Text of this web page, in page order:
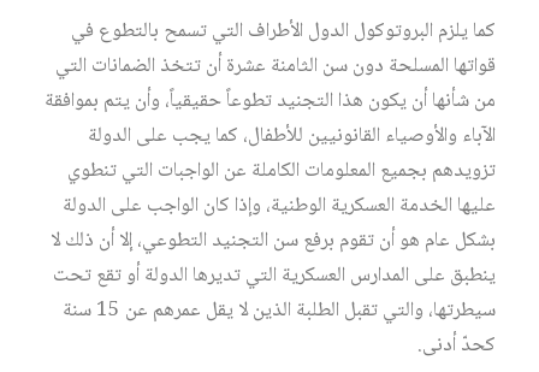
كما يلزم البروتوكول الدول الأطراف التي تسمح بالتطوع في
قواتها المسلحة دون سن الثامنة عشرة أن تتخذ الضمانات التي
من شأنها أن يكون هذا التجنيد تطوعاً حقيقياً، وأن يتم بموافقة
الآباء والأوصياء القانونيين للأطفال، كما يجب على الدولة
تزويدهم بجميع المعلومات الكاملة عن الواجبات التي تنطوي
عليها الخدمة العسكرية الوطنية، وإذا كان الواجب على الدولة
بشكل عام هو أن تقوم برفع سن التجنيد التطوعي، إلا أن ذلك لا
ينطبق على المدارس العسكرية التي تديرها الدولة أو تقع تحت
سيطرتها، والتي تقبل الطلبة الذين لا يقل عمرهم عن 15 سنة
كحدّ أدنى.